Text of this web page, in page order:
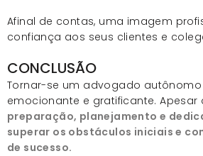
Afinal de contas, uma imagem
confiança aos seus clientes e
CONCLUSÃO
Tornar-se um advogado
emocionante e gratificante. Apesar
preparação, planejamento e
superar os obstáculos iniciais e
de sucesso.